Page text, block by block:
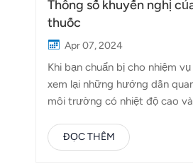
Thông số khuyến nghị
thuốc
Apr 07, 2024
Khi bạn chuẩn bị cho nhiệm
xem lại những hướng dẫn
môi trường có nhiệt độ cao
Các yếu tố tác động của
trừ sâu phù hợp và sử dụng
ĐỌC THÊM